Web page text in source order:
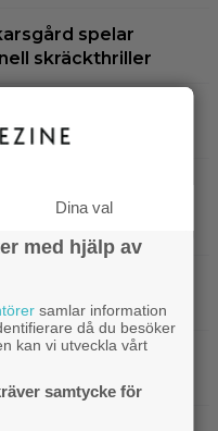
spelar
skräckthriller
på streaming”
har anlänt till
fantasy-äventyr
Dina val
med hjälp av
samlar information
då du besöker
kan vi utveckla vårt
samtycke för